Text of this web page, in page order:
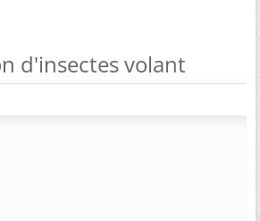
d'insectes volant